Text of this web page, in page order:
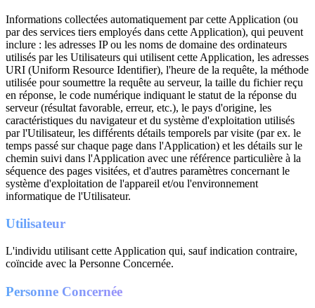
Informations collectées automatiquement par cette Application (ou
par des services tiers employés dans cette Application), qui peuvent
inclure : les adresses IP ou les noms de domaine des ordinateurs
utilisés par les Utilisateurs qui utilisent cette Application, les adresses
URI (Uniform Resource Identifier), l'heure de la requête, la méthode
utilisée pour soumettre la requête au serveur, la taille du fichier reçu
en réponse, le code numérique indiquant le statut de la réponse du
serveur (résultat favorable, erreur, etc.), le pays d'origine, les
caractéristiques du navigateur et du système d'exploitation utilisés
par l'Utilisateur, les différents détails temporels par visite (par ex. le
temps passé sur chaque page dans l'Application) et les détails sur le
chemin suivi dans l'Application avec une référence particulière à la
séquence des pages visitées, et d'autres paramètres concernant le
système d'exploitation de l'appareil et/ou l'environnement
informatique de l'Utilisateur.
Utilisateur
L'individu utilisant cette Application qui, sauf indication contraire,
coïncide avec la Personne Concernée.
Personne Concernée